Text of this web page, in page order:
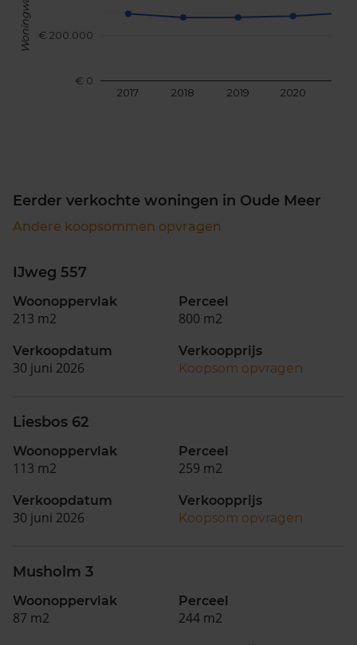
2017 2018 2019 2020
€ 0
€ 200.000
Eerder verkochte woningen in Oude Meer
Andere koopsommen opvragen
IJweg 557
Woonoppervlak
213 m2
Perceel
800 m2
Verkoopdatum
30 juni 2026
Verkoopprijs
Koopsom opvragen
Liesbos 62
Woonoppervlak
113 m2
Perceel
259 m2
Verkoopdatum
30 juni 2026
Verkoopprijs
Koopsom opvragen
Musholm 3
Woonoppervlak
87 m2
Perceel
244 m2